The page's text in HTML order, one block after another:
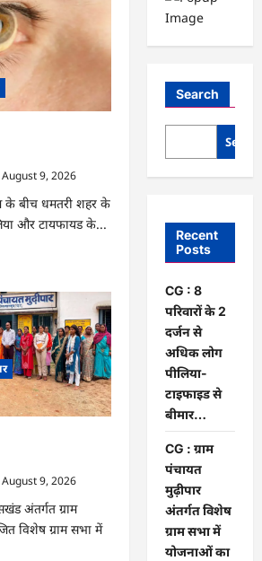
August 9, 2026
के बीच धमतरी शहर के
और टायफायड के...
August 9, 2026
अंतर्गत ग्राम
विशेष ग्राम सभा में
Search
Recent
Posts
CG : 8
परिवारों के 2
दर्जन से
अधिक लोग
पीलिया-
टाइफाइड से
बीमार…
CG : ग्राम
पंचायत
मुढ़ीपार
अंतर्गत विशेष
ग्राम सभा में
योजनाओं का